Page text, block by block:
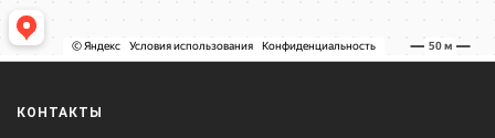
КОНТАКТЫ